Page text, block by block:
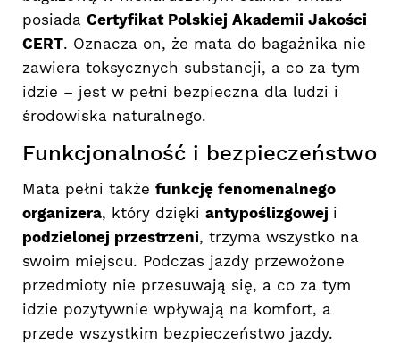
posiada Certyfikat Polskiej Akademii Jakości
CERT. Oznacza on, że mata do bagażnika nie
zawiera toksycznych substancji, a co za tym
idzie – jest w pełni bezpieczna dla ludzi i
środowiska naturalnego.
Funkcjonalność i bezpieczeństwo
Mata pełni także funkcję fenomenalnego
organizera, który dzięki antypoślizgowej i
podzielonej przestrzeni, trzyma wszystko na
swoim miejscu. Podczas jazdy przewożone
przedmioty nie przesuwają się, a co za tym
idzie pozytywnie wpływają na komfort, a
przede wszystkim bezpieczeństwo jazdy.